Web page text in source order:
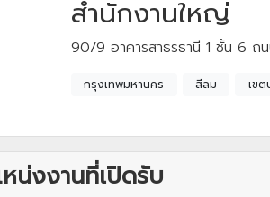
สำนักงานใหญ่
90/9 อาคารสาธรธานี 1 ชั้น 6 ถ
กรุงเทพมหานคร สีลม เข
น่งงานที่เปิดรับ